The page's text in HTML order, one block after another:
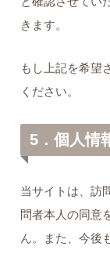
きます。
もし上記を希望
ください。
5．個人情
当サイトは、訪
問者本人の同意
ん。また、今後